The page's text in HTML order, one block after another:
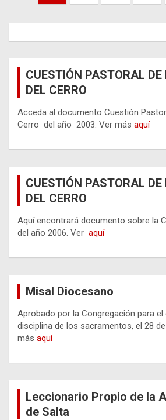
CUESTIÓN PASTORAL
DEL CERRO
Acceda al documento Cuestión
Cerro del año 2003. Ver más aquí
CUESTIÓN PASTORAL
DEL CERRO
Aquí encontrará documento sobre la
del año 2006. Ver aquí
Misal Diocesano
Aprobado por la Congregación para
disciplina de los sacramentos, el 28
más aquí
Leccionario Propio de la
de Salta